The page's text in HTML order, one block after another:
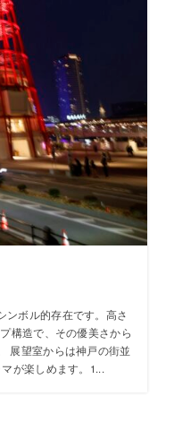
ンボル的存在です。高さ
構造で、その優美さから
展望室からは神戸の街並
が楽しめます。1...